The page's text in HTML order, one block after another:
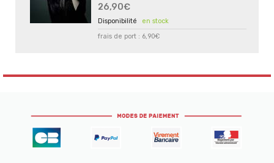
26,90€
en stock
frais de port : 6,90€